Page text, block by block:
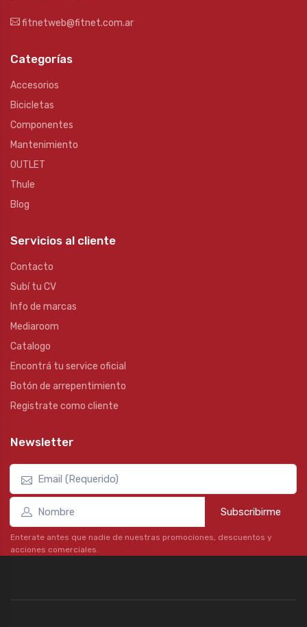
fitnetweb@fitnet.com.ar
Categorías
Accesorios
Bicicletas
Componentes
Mantenimiento
OUTLET
Thule
Blog
Servicios al cliente
Contacto
Subí tu CV
Info de marcas
Mediaroom
Catalogo
Encontrá tu service oficial
Botón de arrepentimiento
Registrate como cliente
Newsletter
Subscribirme
Enterate antes que nadie de nuestras promociones, descuentos y
acciones comerciales.